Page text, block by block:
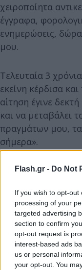
Flash.gr - Do Not
If you wish to opt-
processing of your
targeted advertising
section to confirm
opt-out request is
interest-based ads
us or personal
your opt-out. You
χειροποίητα
έγγραφα,
ενημερώσεις,
μου.
Τελευταία 3
εκείνη κέρδισα
αίτηση έγινε
και να μεταβάλει
πραγμάτων μου,
σήμερα».